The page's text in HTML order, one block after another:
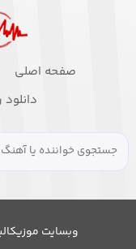
صفحه اصلی
وبسایت